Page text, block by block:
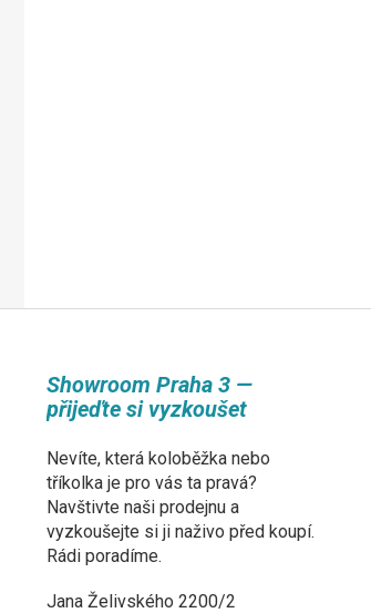
Showroom Praha 3 —
přijeďte si vyzkoušet
Nevíte, která koloběžka nebo
tříkolka je pro vás ta pravá?
Navštivte naši prodejnu a
vyzkoušejte si ji naživo před koupí.
Rádi poradíme.
Jana Želivského 2200/2